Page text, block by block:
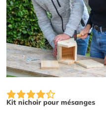
Kit nichoir pour mésanges